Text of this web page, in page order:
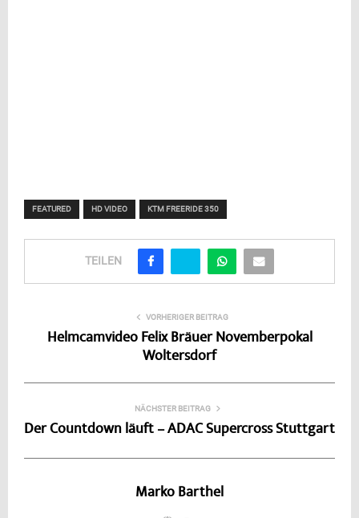
FEATURED HD VIDEO KTM FREERIDE 350
TEILEN
VORHERIGER BEITRAG
Helmcamvideo Felix Bräuer Novemberpokal
Woltersdorf
NÄCHSTER BEITRAG
Der Countdown läuft – ADAC Supercross Stuttgart
Marko Barthel